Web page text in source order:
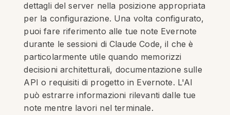
dettagli del server nella posizione appropriata
per la configurazione. Una volta configurato,
puoi fare riferimento alle tue note Evernote
durante le sessioni di Claude Code, il che è
particolarmente utile quando memorizzi
decisioni architetturali, documentazione sulle
API o requisiti di progetto in Evernote. L'AI
può estrarre informazioni rilevanti dalle tue
note mentre lavori nel terminale.